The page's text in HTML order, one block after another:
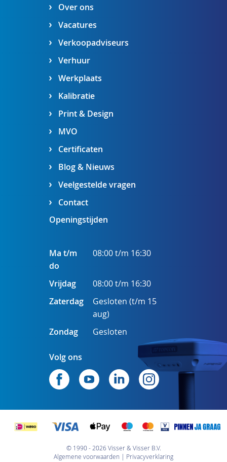
Over ons
Vacatures
Verkoopadviseurs
Verhuur
Werkplaats
Kalibratie
Print & Design
MVO
Certificaten
Blog & Nieuws
Veelgestelde vragen
Contact
Openingstijden
Ma t/m
do
08:00 t/m 16:30
Vrijdag
08:00 t/m 16:30
Zaterdag
Gesloten (t/m 15
aug)
Zondag
Gesloten
Volg ons
© 1990 - 2026 Visser & Visser B.V.
Algemene voorwaarden
Privacyverklaring